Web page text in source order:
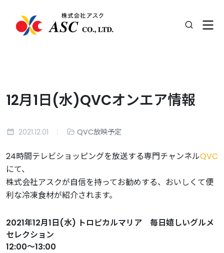
12月1日(水)QVCオンエア情報
2021.12.01 QVC放映予定
24時間テレビショッピングを放送する専門チャンネルQVC
にて、
株式会社アスクが自信を持ってお勧めする、おいしくて便
利な冷凍食材が紹介されます。
2021年12月1日(水) トロピカルマリア 毎日嬉しいグルメ
セレクション
12:00～13:00